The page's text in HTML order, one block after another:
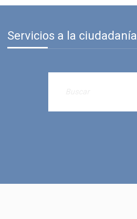
Servicios a la ciudadanía